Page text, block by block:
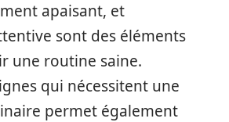
apaisant, et
sont des éléments
une routine saine.
qui nécessitent une
permet également